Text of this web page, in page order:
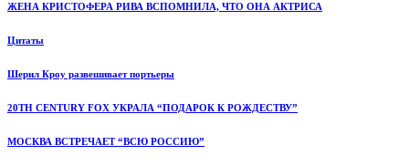
ЖЕНА КРИСТОФЕРА РИВА ВСПОМНИЛА, ЧТО ОНА АКТРИСА
Цитаты
Шерил Кроу развешивает портьеры
20TH CENTURY FOX УКРАЛА “ПОДАРОК К РОЖДЕСТВУ”
МОСКВА ВСТРЕЧАЕТ “ВСЮ РОССИЮ”